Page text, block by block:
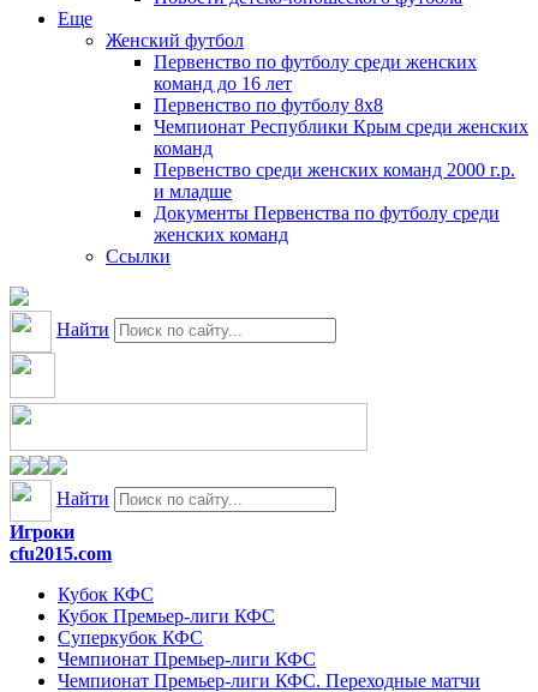
Еще
Женский футбол
Первенство по футболу среди женских
команд до 16 лет
Первенство по футболу 8х8
Чемпионат Республики Крым среди женских
команд
Первенство среди женских команд 2000 г.р.
и младше
Документы Первенства по футболу среди
женских команд
Ссылки
Найти
Найти
Игроки
cfu2015.com
Кубок КФС
Кубок Премьер-лиги КФС
Суперкубок КФС
Чемпионат Премьер-лиги КФС
Чемпионат Премьер-лиги КФС. Переходные матчи